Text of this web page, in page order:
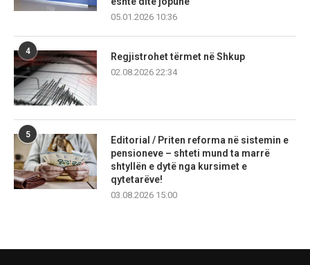
05.01.2026 10:36
4
Regjistrohet tërmet në Shkup
02.08.2026 22:34
5
Editorial / Priten reforma në sistemin e
pensioneve – shteti mund ta marrë
shtyllën e dytë nga kursimet e
qytetarëve!
03.08.2026 15:00